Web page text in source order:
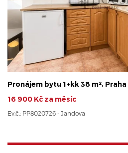
Pronájem bytu 1+kk 38 m²,
16 900 Kč za měsíc
Ev.č.: PP8020726 - Jandova